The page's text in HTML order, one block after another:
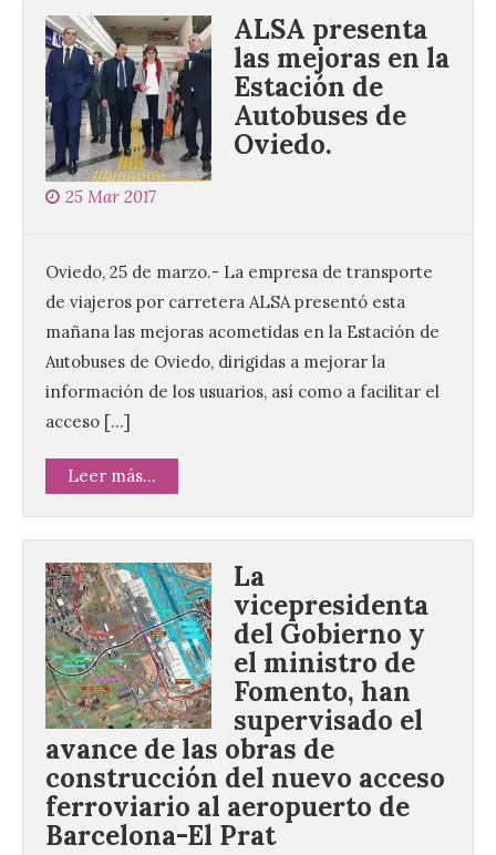
ALSA presenta
las mejoras en la
Estación de
Autobuses de
Oviedo.
25 Mar 2017
Oviedo, 25 de marzo.- La empresa de transporte
de viajeros por carretera ALSA presentó esta
mañana las mejoras acometidas en la Estación de
Autobuses de Oviedo, dirigidas a mejorar la
información de los usuarios, así como a facilitar el
acceso […]
Leer más...
La
vicepresidenta
del Gobierno y
el ministro de
Fomento, han
supervisado el
avance de las obras de
construcción del nuevo acceso
ferroviario al aeropuerto de
Barcelona-El Prat